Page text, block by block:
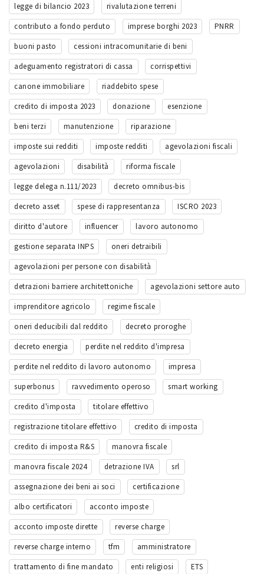
legge di bilancio 2023
rivalutazione terreni
contributo a fondo perduto
imprese borghi 2023
PNRR
buoni pasto
cessioni intracomunitarie di beni
adeguamento registratori di cassa
corrispettivi
canone immobiliare
riaddebito spese
credito di imposta 2023
donazione
esenzione
beni terzi
manutenzione
riparazione
imposte sui redditi
imposte redditi
agevolazioni fiscali
agevolazioni
disabilità
riforma fiscale
legge delega n.111/2023
decreto omnibus-bis
decreto asset
spese di rappresentanza
ISCRO 2023
diritto d'autore
influencer
lavoro autonomo
gestione separata INPS
oneri detraibili
agevolazioni per persone con disabilità
detrazioni barriere architettoniche
agevolazioni settore auto
imprenditore agricolo
regime fiscale
oneri deducibili dal reddito
decreto proroghe
decreto energia
perdite nel reddito d'impresa
perdite nel reddito di lavoro autonomo
impresa
superbonus
ravvedimento operoso
smart working
credito d'imposta
titolare effettivo
registrazione titolare effettivo
credito di imposta
credito di imposta R&S
manovra fiscale
manovra fiscale 2024
detrazione IVA
srl
assegnazione dei beni ai soci
certificazione
albo certificatori
acconto imposte
acconto imposte dirette
reverse charge
reverse charge interno
tfm
amministratore
trattamento di fine mandato
enti religiosi
ETS